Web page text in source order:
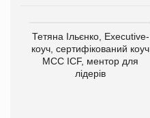
Тетяна Ільєнко, Executive-
коуч, сертифікований коуч
МСС ICF, ментор для
лідерів